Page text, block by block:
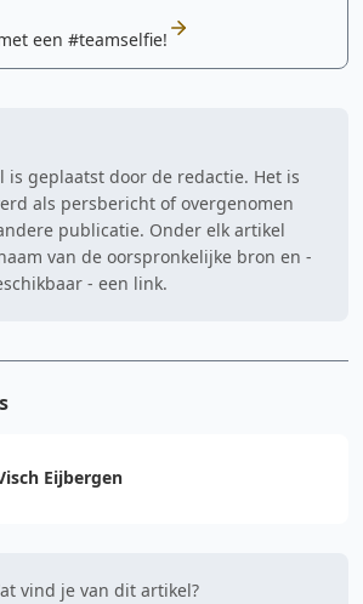
een #teamselfie!
is geplaatst door de redactie. Het is
als persbericht of overgenomen
publicatie. Onder elk artikel
van de oorspronkelijke bron en -
- een link.
Eijbergen
vind je van dit artikel?